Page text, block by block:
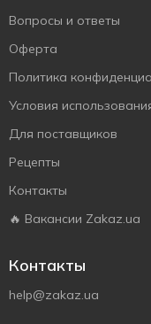
Вопросы и ответы
Оферта
Политика
Условия
Для поставщиков
Рецепты
Контакты
🔥 Вакансии Zakaz.ua
Контакты
help@zakaz.ua